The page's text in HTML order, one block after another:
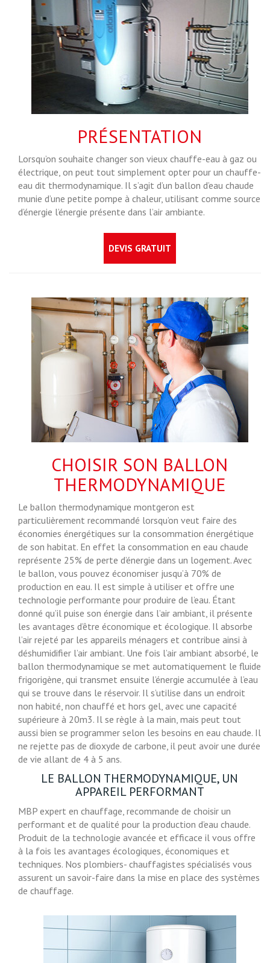
PRÉSENTATION
Lorsqu’on souhaite changer son vieux chauffe-eau à gaz ou
électrique, on peut tout simplement opter pour un chauffe-
eau dit thermodynamique. Il s’agit d’un ballon d’eau chaude
munie d’une petite pompe à chaleur, utilisant comme source
d’énergie l’énergie présente dans l’air ambiante.
DEVIS GRATUIT
CHOISIR SON BALLON
THERMODYNAMIQUE
Le ballon thermodynamique montgeron est
particulièrement recommandé lorsqu’on veut faire des
économies énergétiques sur la consommation énergétique
de son habitat. En effet la consommation en eau chaude
représente 25% de perte d’énergie dans un logement. Avec
le ballon, vous pouvez économiser jusqu’à 70% de
production en eau. Il est simple à utiliser et offre une
technologie performante pour produire de l’eau. Étant
donné qu’il puise son énergie dans l’air ambiant, il présente
les avantages d’être économique et écologique. Il absorbe
l’air rejeté par les appareils ménagers et contribue ainsi à
déshumidifier l’air ambiant. Une fois l’air ambiant absorbé, le
ballon thermodynamique se met automatiquement le fluide
frigorigène, qui transmet ensuite l’énergie accumulée à l’eau
qui se trouve dans le réservoir. Il s’utilise dans un endroit
non habité, non chauffé et hors gel, avec une capacité
supérieure à 20m3. Il se règle à la main, mais peut tout
aussi bien se programmer selon les besoins en eau chaude. Il
ne rejette pas de dioxyde de carbone, il peut avoir une durée
de vie allant de 4 à 5 ans.
LE BALLON THERMODYNAMIQUE, UN
APPAREIL PERFORMANT
MBP expert en chauffage, recommande de choisir un
performant et de qualité pour la production d’eau chaude.
Produit de la technologie avancée et efficace il vous offre
à la fois les avantages écologiques, économiques et
techniques. Nos plombiers- chauffagistes spécialisés vous
assurent un savoir-faire dans la mise en place des systèmes
de chauffage.